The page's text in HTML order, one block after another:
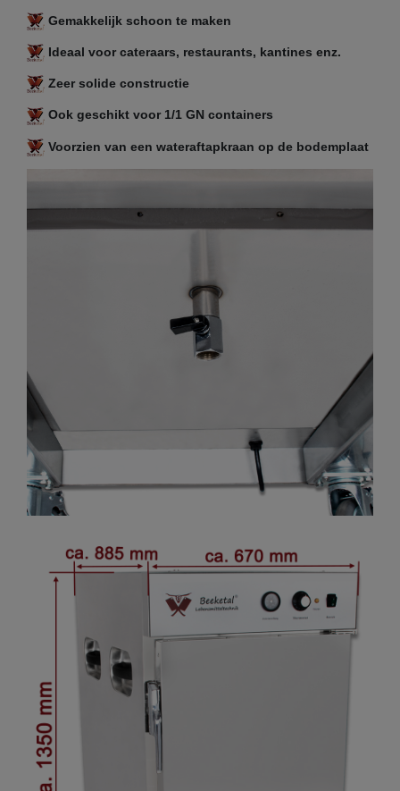
Gemakkelijk schoon te maken
Ideaal voor cateraars, restaurants, kantines enz.
Zeer solide constructie
Ook geschikt voor 1/1 GN containers
Voorzien van een wateraftapkraan op de bodemplaat